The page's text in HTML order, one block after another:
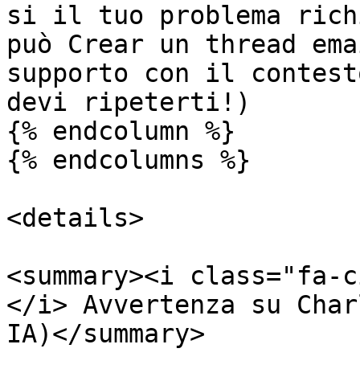
si il tuo problema
può Crear un thread
supporto con il
devi ripeterti!)
{% endcolumn %}
{% endcolumns %}
<details>
<summary><i
</i> Avvertenza su
IA)</summary>